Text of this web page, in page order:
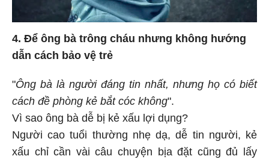
4. Để ông bà trông cháu nhưng không hướng
dẫn cách bảo vệ trẻ
"Ông bà là người đáng tin nhất, nhưng họ có biết
cách đề phòng kẻ bắt cóc không".
Vì sao ông bà dễ bị kẻ xấu lợi dụng?
Người cao tuổi thường nhẹ dạ, dễ tin người, kẻ
xấu chỉ cần vài câu chuyện bịa đặt cũng đủ lấy